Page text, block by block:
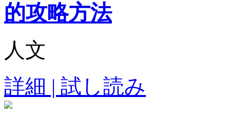
的攻略方法
人文
詳細 | 試し読み